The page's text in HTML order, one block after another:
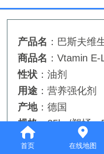
产品名 ：巴斯夫维
商品名 ：Vtamin
性状 ：油剂
用途 ：营养强化剂
产地：德国
规格：25kg/塑桶，
首页 在线地图